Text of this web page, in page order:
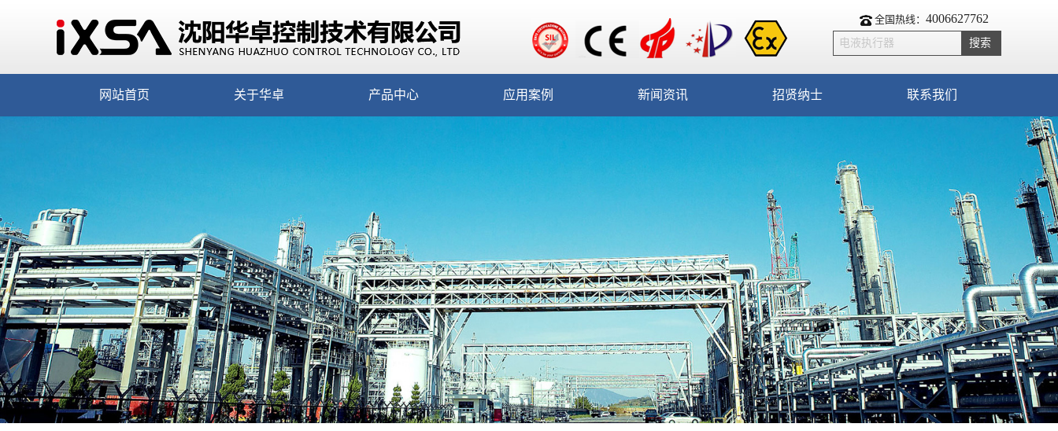
全国热线： 4006627762
网站首页 关于华卓 产品中心 应用案例 新闻资讯 招贤纳士 联系我们